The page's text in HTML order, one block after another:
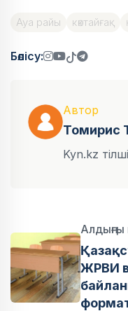
Ауа райы көктайғақ
Бөлісу:
Автор
Томирис
Kyn.kz
ЖРВИ